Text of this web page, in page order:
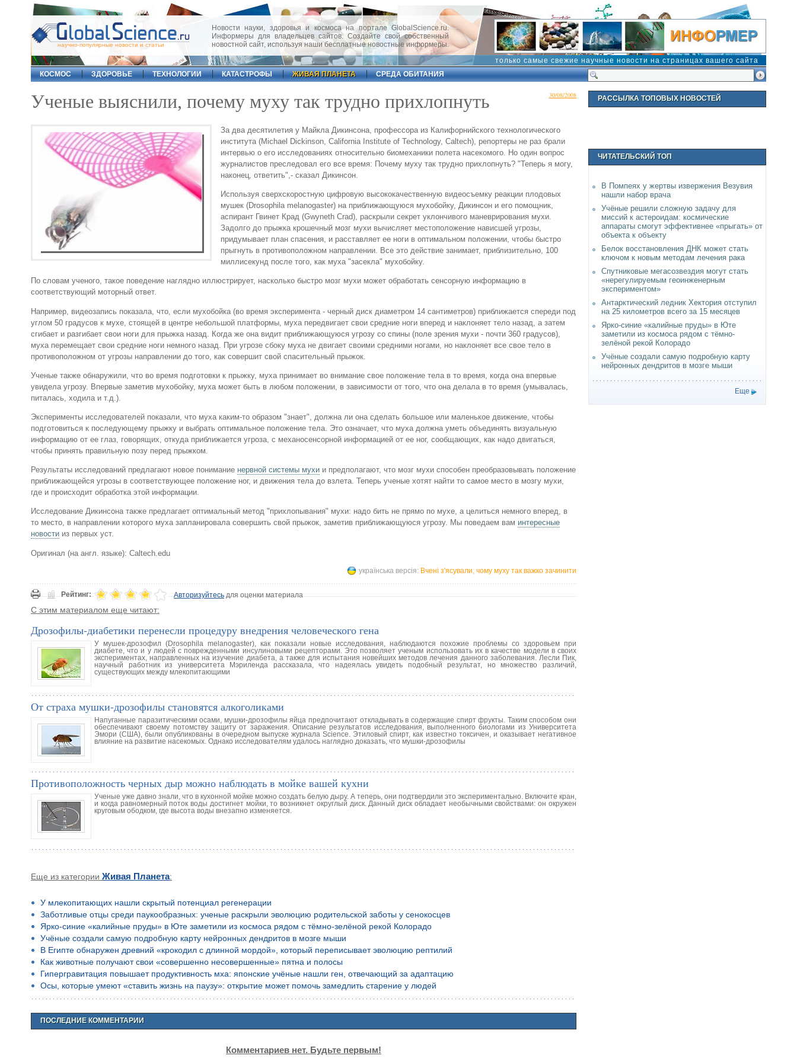
научно-популярные новости и статьи
Новости науки, здоровья и космоса на портале GlobalScience.ru.
Информеры для владельцев сайтов. Создайте свой собственный
новостной сайт, используя наши бесплатные новостные информеры.
только самые свежие научные новости на страницах вашего сайта
КОСМОС
ЗДОРОВЬЕ ТЕХНОЛОГИИ КАТАСТРОФЫ ЖИВАЯ ПЛАНЕТА СРЕДА ОБИТАНИЯ
30/08/2008
Ученые выяснили, почему муху так трудно прихлопнуть
За два десятилетия у Майкла Дикинсона, профессора из Калифорнийского технологического
института (Michael Dickinson, California Institute of Technology, Caltech), репортеры не раз брали
интервью о его исследованиях относительно биомеханики полета насекомого. Но один вопрос
журналистов преследовал его все время: Почему муху так трудно прихлопнуть? "Теперь я могу,
наконец, ответить",- сказал Дикинсон.
Используя сверхскоростную цифровую высококачественную видеосъемку реакции плодовых
мушек (Drosophila melanogaster) на приближающуюся мухобойку, Дикинсон и его помощник,
аспирант Гвинет Крад (Gwyneth Crad), раскрыли секрет уклончивого маневрирования мухи.
Задолго до прыжка крошечный мозг мухи вычисляет местоположение нависшей угрозы,
придумывает план спасения, и расставляет ее ноги в оптимальном положении, чтобы быстро
прыгнуть в противоположном направлении. Все это действие занимает, приблизительно, 100
миллисекунд после того, как муха "засекла" мухобойку.
По словам ученого, такое поведение наглядно иллюстрирует, насколько быстро мозг мухи может обработать сенсорную информацию в
соответствующий моторный ответ.
Например, видеозапись показала, что, если мухобойка (во время эксперимента - черный диск диаметром 14 сантиметров) приближается спереди под
углом 50 градусов к мухе, стоящей в центре небольшой платформы, муха передвигает свои средние ноги вперед и наклоняет тело назад, а затем
сгибает и разгибает свои ноги для прыжка назад. Когда же она видит приближающуюся угрозу со спины (поле зрения мухи - почти 360 градусов),
муха перемещает свои средние ноги немного назад. При угрозе сбоку муха не двигает своими средними ногами, но наклоняет все свое тело в
противоположном от угрозы направлении до того, как совершит свой спасительный прыжок.
Ученые также обнаружили, что во время подготовки к прыжку, муха принимает во внимание свое положение тела в то время, когда она впервые
увидела угрозу. Впервые заметив мухобойку, муха может быть в любом положении, в зависимости от того, что она делала в то время (умывалась,
питалась, ходила и т.д.).
Эксперименты исследователей показали, что муха каким-то образом "знает", должна ли она сделать большое или маленькое движение, чтобы
подготовиться к последующему прыжку и выбрать оптимальное положение тела. Это означает, что муха должна уметь объединять визуальную
информацию от ее глаз, говорящих, откуда приближается угроза, с механосенсорной информацией от ее ног, сообщающих, как надо двигаться,
чтобы принять правильную позу перед прыжком.
Результаты исследований предлагают новое понимание нервной системы мухи и предполагают, что мозг мухи способен преобразовывать положение
приближающейся угрозы в соответствующее положение ног, и движения тела до взлета. Теперь ученые хотят найти то самое место в мозгу мухи,
где и происходит обработка этой информации.
Исследование Дикинсона также предлагает оптимальный метод "прихлопывания" мухи: надо бить не прямо по мухе, а целиться немного вперед, в
то место, в направлении которого муха запланировала совершить свой прыжок, заметив приближающуюся угрозу. Мы поведаем вам интересные
новости из первых уст.
Оригинал (на англ. языке): Caltech.edu
українська версія: Вчені з'ясували, чому муху так важко зачинити
Рейтинг: Авторизуйтесьдля оценки материала
С этим материалом еще читают:
Дрозофилы-диабетики перенесли процедуру внедрения человеческого гена
У мушек-дрозофил (Drosophila melanogaster), как показали новые исследования, наблюдаются похожие проблемы со здоровьем при
диабете, что и у людей с поврежденными инсулиновыми рецепторами. Это позволяет ученым использовать их в качестве модели в своих
экспериментах, направленных на изучение диабета, а также для испытания новейших методов лечения данного заболевания. Лесли Пик,
научный работник из университета Мэриленда рассказала, что надеялась увидеть подобный результат, но множество различий,
существующих между млекопитающими
От страха мушки-дрозофилы становятся алкоголиками
Напуганные паразитическими осами, мушки-дрозофилы яйца предпочитают откладывать в содержащие спирт фрукты. Таким способом они
обеспечивают своему потомству защиту от заражения. Описание результатов исследования, выполненного биологами из Университета
Эмори (США), были опубликованы в очередном выпуске журнала Science. Этиловый спирт, как известно токсичен, и оказывает негативное
влияние на развитие насекомых. Однако исследователям удалось наглядно доказать, что мушки-дрозофилы
Противоположность черных дыр можно наблюдать в мойке вашей кухни
Ученые уже давно знали, что в кухонной мойке можно создать белую дыру. А теперь, они подтвердили это экспериментально. Включите кран,
и когда равномерный поток воды достигнет мойки, то возникнет округлый диск. Данный диск обладает необычными свойствами: он окружен
круговым ободком, где высота воды внезапно изменяется.
Еще из категории Живая Планета:
У млекопитающих нашли скрытый потенциал регенерации
Заботливые отцы среди паукообразных: ученые раскрыли эволюцию родительской заботы у сенокосцев
Ярко-синие «калийные пруды» в Юте заметили из космоса рядом с тёмно-зелёной рекой Колорадо
Учёные создали самую подробную карту нейронных дендритов в мозге мыши
В Египте обнаружен древний «крокодил с длинной мордой», который переписывает эволюцию рептилий
Как животные получают свои «совершенно несовершенные» пятна и полосы
Гипергравитация повышает продуктивность мха: японские учёные нашли ген, отвечающий за адаптацию
Осы, которые умеют «ставить жизнь на паузу»: открытие может помочь замедлить старение у людей
ПОСЛЕДНИЕ КОММЕНТАРИИ
Комментариев нет. Будьте первым!
РАССЫЛКА ТОПОВЫХ НОВОСТЕЙ
ЧИТАТЕЛЬСКИЙ ТОП
В Помпеях у жертвы извержения Везувия
нашли набор врача
Учёные решили сложную задачу для
миссий к астероидам: космические
аппараты смогут эффективнее «прыгать» от
объекта к объекту
Белок восстановления ДНК может стать
ключом к новым методам лечения рака
Спутниковые мегасозвездия могут стать
«нерегулируемым геоинженерным
экспериментом»
Антарктический ледник Хектория отступил
на 25 километров всего за 15 месяцев
Ярко-синие «калийные пруды» в Юте
заметили из космоса рядом с тёмно-
зелёной рекой Колорадо
Учёные создали самую подробную карту
нейронных дендритов в мозге мыши
Еще